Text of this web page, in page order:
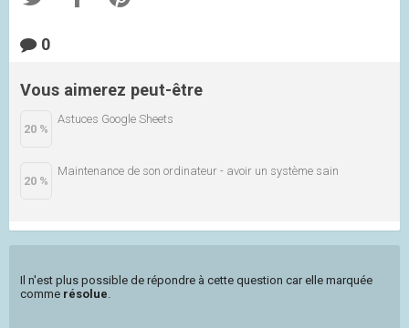
0
Vous aimerez peut-être
20 %
Astuces Google Sheets
20 %
Maintenance de son ordinateur - avoir un système sain
Il n'est plus possible de répondre à cette question car elle marquée
comme résolue.